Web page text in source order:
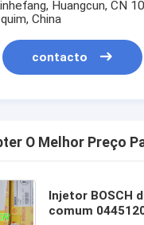
Huangcun, CN
China
contacto
O Melhor Preço
Injetor BOSCH
comum